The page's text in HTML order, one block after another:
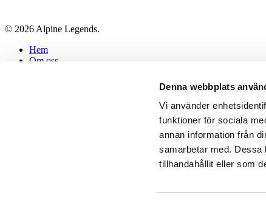
Denna webbplats
Vi använder
funktioner för sociala
annan information från
samarbetar med. Dessa
tillhandahållit eller som
© 2026 Alpine Legends.
Close
Menu
Hem
Om oss